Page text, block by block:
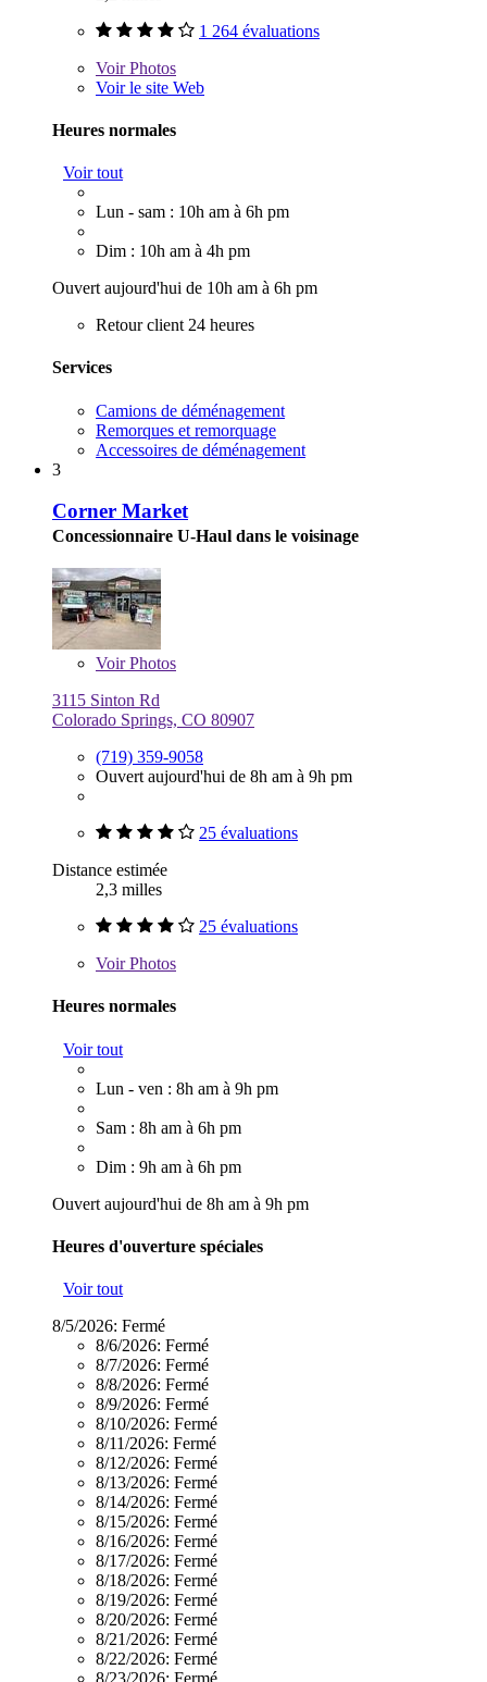
1 264 évaluations
VoirPhotos
Voir le site Web
Heures normales
Voir tout
Lun - sam : 10h am à 6h pm
Dim : 10h am à 4h pm
Ouvert aujourd'hui de 10h am à 6h pm
Retour client 24 heures
Services
Camions de déménagement
Remorques et remorquage
Accessoires de déménagement
3
Corner Market
Concessionnaire U-Haul dans le voisinage
VoirPhotos
3115 Sinton Rd
Colorado Springs, CO 80907
(719) 359-9058
Ouvert aujourd'hui de 8h am à 9h pm
25 évaluations
Distance estimée
2,3 milles
25 évaluations
VoirPhotos
Heures normales
Voir tout
Lun - ven : 8h am à 9h pm
Sam : 8h am à 6h pm
Dim : 9h am à 6h pm
Ouvert aujourd'hui de 8h am à 9h pm
Heures d'ouverture spéciales
Voir tout
8/5/2026: Fermé
8/6/2026: Fermé
8/7/2026: Fermé
8/8/2026: Fermé
8/9/2026: Fermé
8/10/2026: Fermé
8/11/2026: Fermé
8/12/2026: Fermé
8/13/2026: Fermé
8/14/2026: Fermé
8/15/2026: Fermé
8/16/2026: Fermé
8/17/2026: Fermé
8/18/2026: Fermé
8/19/2026: Fermé
8/20/2026: Fermé
8/21/2026: Fermé
8/22/2026: Fermé